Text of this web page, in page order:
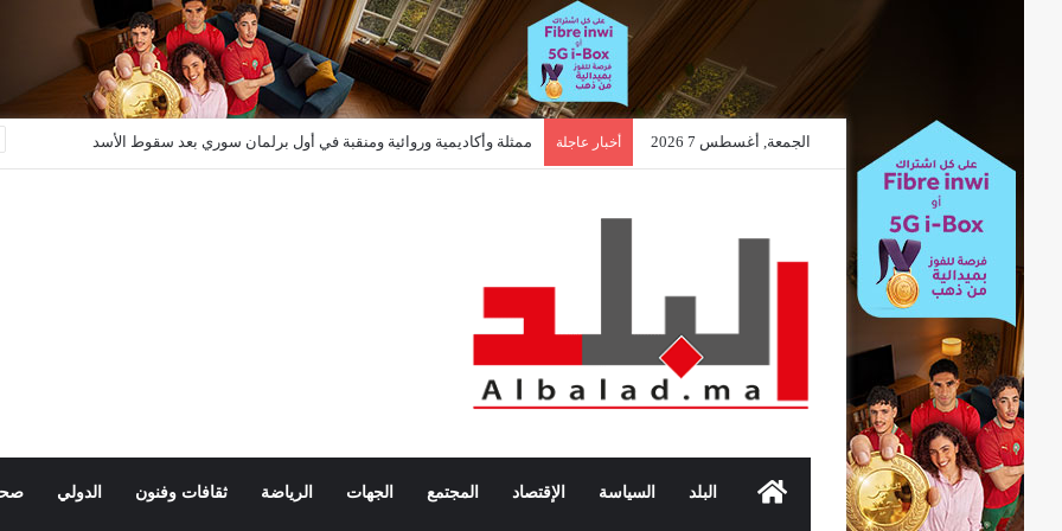
الجمعة, أغسطس 7 2026 أخبار عاجلة
الرئيسيةالبلد السياسة الإقتصاد المجتمع الجهات الرياضة ثقافات وفنون الدولي